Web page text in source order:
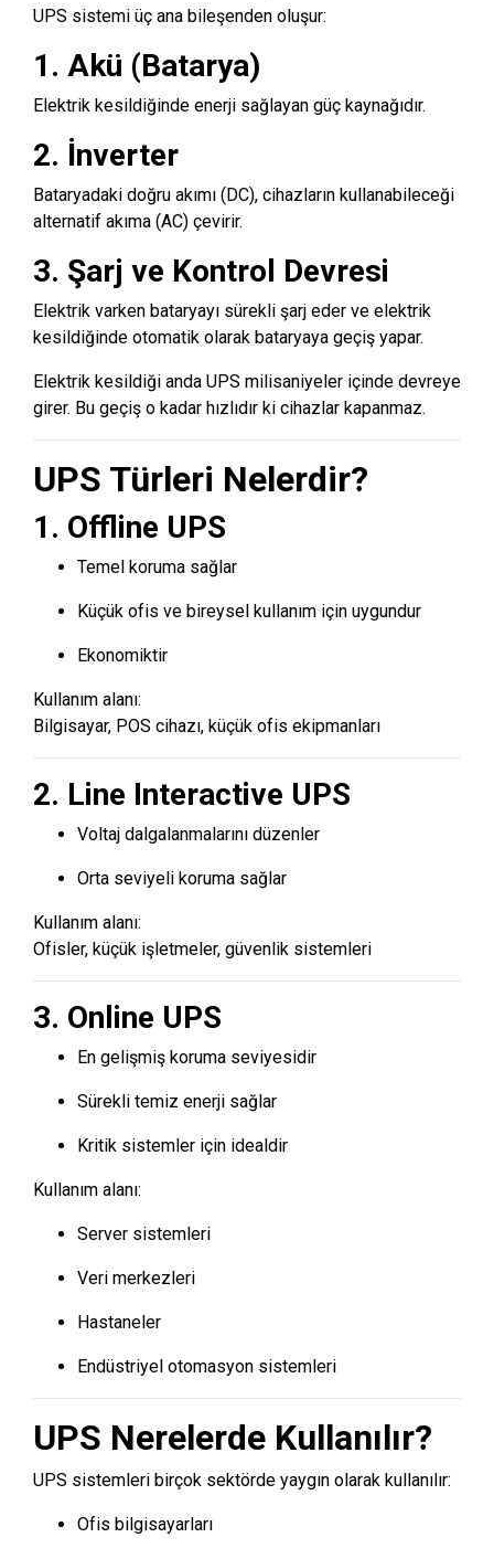
UPS sistemi üç ana bileşenden oluşur:
1. Akü (Batarya)
Elektrik kesildiğinde enerji sağlayan güç kaynağıdır.
2. İnverter
Bataryadaki doğru akımı (DC), cihazların kullanabileceği
alternatif akıma (AC) çevirir.
3. Şarj ve Kontrol Devresi
Elektrik varken bataryayı sürekli şarj eder ve elektrik
kesildiğinde otomatik olarak bataryaya geçiş yapar.
Elektrik kesildiği anda UPS milisaniyeler içinde devreye
girer. Bu geçiş o kadar hızlıdır ki cihazlar kapanmaz.
UPS Türleri Nelerdir?
1. Offline UPS
Temel koruma sağlar
Küçük ofis ve bireysel kullanım için uygundur
Ekonomiktir
Kullanım alanı:
Bilgisayar, POS cihazı, küçük ofis ekipmanları
2. Line Interactive UPS
Voltaj dalgalanmalarını düzenler
Orta seviyeli koruma sağlar
Kullanım alanı:
Ofisler, küçük işletmeler, güvenlik sistemleri
3. Online UPS
En gelişmiş koruma seviyesidir
Sürekli temiz enerji sağlar
Kritik sistemler için idealdir
Kullanım alanı:
Server sistemleri
Veri merkezleri
Hastaneler
Endüstriyel otomasyon sistemleri
UPS Nerelerde Kullanılır?
UPS sistemleri birçok sektörde yaygın olarak kullanılır:
Ofis bilgisayarları